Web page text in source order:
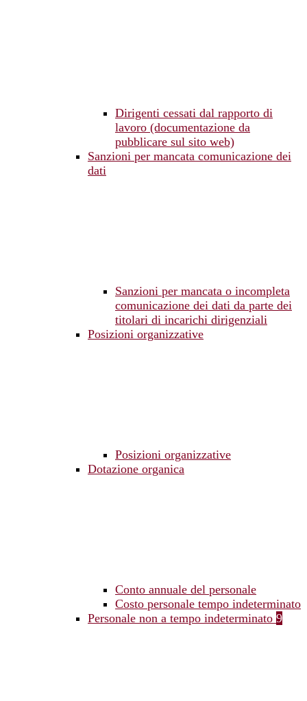
Dirigenti cessati dal rapporto di
lavoro (documentazione da
pubblicare sul sito web)
Sanzioni per mancata comunicazione dei
dati
Sanzioni per mancata o incompleta
comunicazione dei dati da parte dei
titolari di incarichi dirigenziali
Posizioni organizzative
Posizioni organizzative
Dotazione organica
Conto annuale del personale
Costo personale tempo indeterminato
Personale non a tempo indeterminato 9